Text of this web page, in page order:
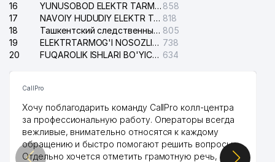
16
YUNUSOBOD ELEKTR TARMOG'I NOSOZLIKLARI XIZMATI 858
17
NAVOIY HUDUDIY ELEKTR TARMOQLARI KORXONASI AJ 818
18
Ташкентский следственный изолятор 805
19
ELEKTRTARMOG'I NOSOZLIKLARINI TO'ZATISH SERGELI XIZMATI 738
20
FUQAROLIK ISHLARI BO'YICHA UCH-TEPA TUMANI SUDI 634
CallPro
Хочу поблагодарить команду CallPro колл-центра
за профессиональную работу. Операторы всегда
вежливые, внимательно относятся к каждому
обращению и быстро помогают решить вопросы.
Отдельно хочется отметить грамотную речь,